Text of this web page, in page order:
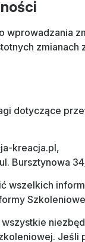
wprowadzania
dotyczące
kreacja.pl,
Bursztynowa
wszelkich